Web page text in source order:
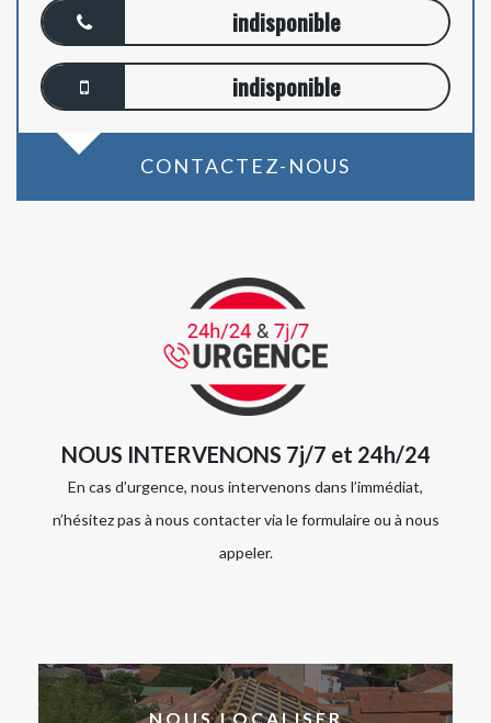
indisponible
indisponible
CONTACTEZ-NOUS
NOUS INTERVENONS 7j/7 et 24h/24
En cas d’urgence, nous intervenons dans l’immédiat,
n’hésitez pas à nous contacter via le formulaire ou à nous
appeler.
NOUS LOCALISER